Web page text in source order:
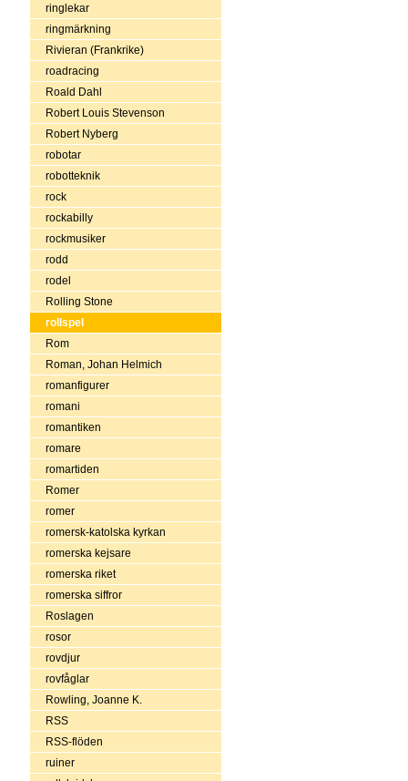
ringlekar
ringmärkning
Rivieran (Frankrike)
roadracing
Roald Dahl
Robert Louis Stevenson
Robert Nyberg
robotar
robotteknik
rock
rockabilly
rockmusiker
rodd
rodel
Rolling Stone
rollspel
Rom
Roman, Johan Helmich
romanfigurer
romani
romantiken
romare
romartiden
Romer
romer
romersk-katolska kyrkan
romerska kejsare
romerska riket
romerska siffror
Roslagen
rosor
rovdjur
rovfåglar
Rowling, Joanne K.
RSS
RSS-flöden
ruiner